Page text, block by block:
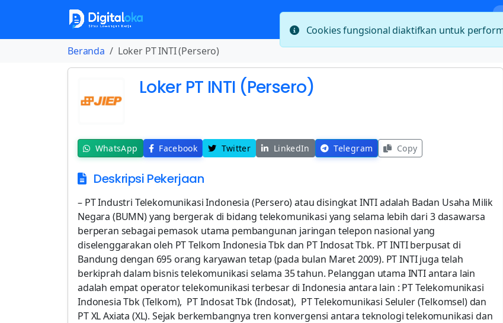
Beranda Loker PT INTI (Persero)
Loker PT INTI (Persero)
WhatsApp Facebook Twitter LinkedIn Telegram Copy
Deskripsi Pekerjaan
– PT Industri Telekomunikasi Indonesia (Persero) atau disingkat INTI adalah Badan Usaha Milik
Negara (BUMN) yang bergerak di bidang telekomunikasi yang selama lebih dari 3 dasawarsa
berperan sebagai pemasok utama pembangunan jaringan telepon nasional yang
diselenggarakan oleh PT Telkom Indonesia Tbk dan PT Indosat Tbk. PT INTI berpusat di
Bandung dengan 695 orang karyawan tetap (pada bulan Maret 2009). PT INTI juga telah
berkiprah dalam bisnis telekomunikasi selama 35 tahun. Pelanggan utama INTI antara lain
adalah empat operator telekomunikasi terbesar di Indonesia antara lain : PT Telekomunikasi
Indonesia Tbk (Telkom), PT Indosat Tbk (Indosat), PT Telekomunikasi Seluler (Telkomsel) dan
PT XL Axiata (XL). Sejak berkembangnya tren konvergensi antara teknologi telekomunikasi dan
Cookies fungsional diaktifkan untuk